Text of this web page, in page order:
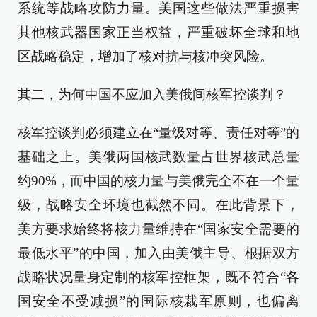
系统等战略攻防力量。美国这些做法严重损害
其他核武器国家正当权益，严重破坏全球和地
区战略稳定，增加了核对抗与核冲突风险。
其二，为何中国不应加入美俄间核军控谈判？
核军控谈判必须建立在“量级对等、责任对等”的
基础之上。美俄两国核武数量占世界核武总量
约90%，而中国的核力量与美俄完全不在一个量
级，战略安全环境也截然不同。在此背景下，
美方要求始终将核力量维持在“国家安全需要的
最低水平”的中国，加入由美俄主导、根据双方
战略状况量身定制的核军控框架，既不符合“各
国安全不受减损”的国际核裁军原则，也偏离